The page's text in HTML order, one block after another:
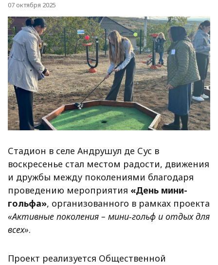
07 октября 2025
Стадион в селе Андрушул де Сус в
воскресенье стал местом радости, движения
и дружбы между поколениями благодаря
проведению мероприятия «День мини-
гольфа», организованного в рамках проекта
«Активные поколения – мини-гольф и отдых для
всех».
Проект реализуется Общественной